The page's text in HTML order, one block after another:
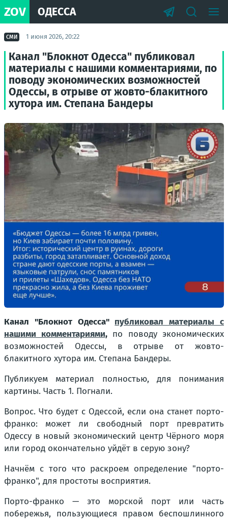
ZOV ОДЕССА
СМИ 1 июня 2026, 20:22
Канал "Блокнот Одесса" публиковал
материалы с нашими комментариями, по
поводу экономических возможностей
Одессы, в отрыве от жовто-блакитного
хутора им. Степана Бандеры
Канал "Блокнот Одесса" публиковал материалы с
нашими комментариями,по поводу экономических
возможностей Одессы, в отрыве от жовто-
блакитного хутора им. Степана Бандеры.
Публикуем материал полностью, для понимания
картины. Часть 1. Погнали.
Вопрос. Что будет с Одессой, если она станет порто-
франко: может ли свободный порт превратить
Одессу в новый экономический центр Чёрного моря
или город окончательно уйдёт в серую зону?
Начнём с того что раскроем определение "порто-
франко", для простоты восприятия.
Порто-франко — это морской порт или часть
побережья, пользующиеся правом беспошлинного